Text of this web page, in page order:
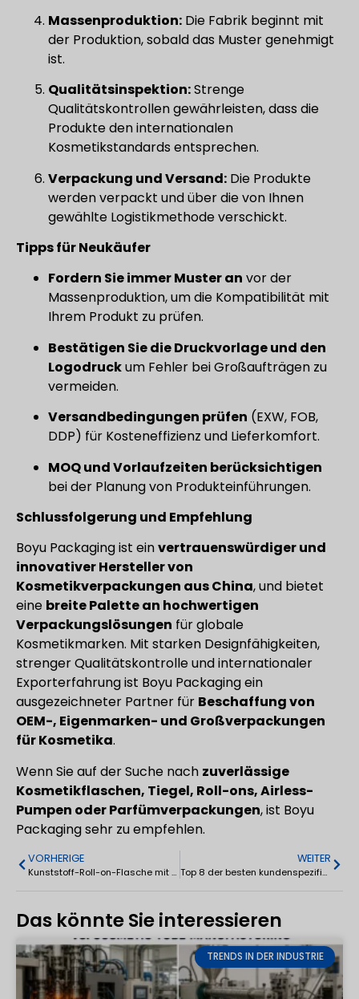
Massenproduktion: Die Fabrik beginnt mit
der Produktion, sobald das Muster genehmigt
ist.
Qualitätsinspektion:Strenge
Qualitätskontrollen gewährleisten, dass die
Produkte den internationalen
Kosmetikstandards entsprechen.
Verpackung und Versand: Die Produkte
werden verpackt und über die von Ihnen
gewählte Logistikmethode verschickt.
Tipps für Neukäufer
Fordern Sie immer Muster an vor der
Massenproduktion, um die Kompatibilität mit
Ihrem Produkt zu prüfen.
Bestätigen Sie die Druckvorlage und den
Logodruckum Fehler bei Großaufträgen zu
vermeiden.
Versandbedingungen prüfen (EXW, FOB,
DDP) für Kosteneffizienz und Lieferkomfort.
MOQ und Vorlaufzeiten berücksichtigen
bei der Planung von Produkteinführungen.
Schlussfolgerung und Empfehlung
Boyu Packaging ist einvertrauenswürdiger und
innovativer Hersteller von
Kosmetikverpackungen aus China, und bietet
eine breite Palette an hochwertigen
Verpackungslösungen für globale
Kosmetikmarken. Mit starken Designfähigkeiten,
strenger Qualitätskontrolle und internationaler
Exporterfahrung ist Boyu Packaging ein
ausgezeichneter Partner für Beschaffung von
OEM-, Eigenmarken- und Großverpackungen
für Kosmetika.
Wenn Sie auf der Suche nach zuverlässige
Kosmetikflaschen, Tiegel, Roll-ons, Airless-
Pumpen oder Parfümverpackungen, ist Boyu
Packaging sehr zu empfehlen.
VORHERIGE
Kunststoff-Roll-on-Flasche mit Rollerball 1oz 30ml
WEITER
Top 8 der besten kundenspezifischen Kosmetiktubenhersteller in China: Führende OEM-Lieferanten
Das könnte Sie interessieren
TRENDS IN DER INDUSTRIE